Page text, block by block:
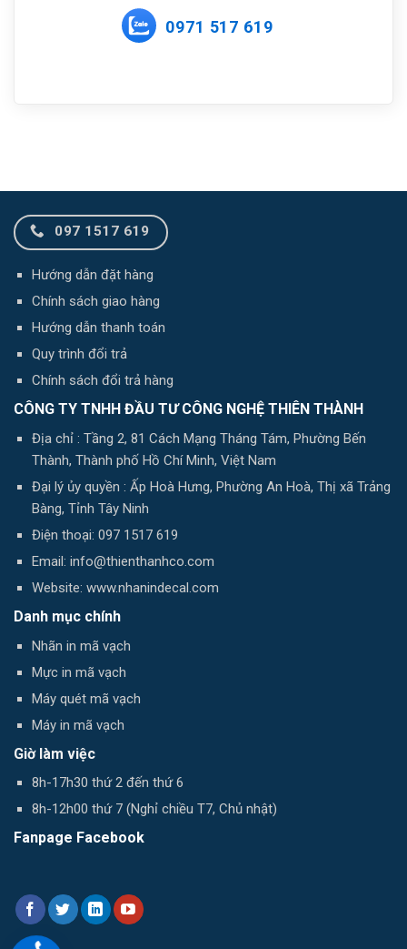
0971 517 619
097 1517 619
Hướng dẫn đặt hàng
Chính sách giao hàng
Hướng dẫn thanh toán
Quy trình đổi trả
Chính sách đổi trả hàng
CÔNG TY TNHH ĐẦU TƯ CÔNG NGHỆ THIÊN THÀNH
Địa chỉ : Tầng 2, 81 Cách Mạng Tháng Tám, Phường Bến
Thành, Thành phố Hồ Chí Minh, Việt Nam
Đại lý ủy quyền : Ấp Hoà Hưng, Phường An Hoà, Thị xã Trảng
Bàng, Tỉnh Tây Ninh
Điện thoại: 097 1517 619
Email: info@thienthanhco.com
Website: www.nhanindecal.com
Danh mục chính
Nhãn in mã vạch
Mực in mã vạch
Máy quét mã vạch
Máy in mã vạch
Giờ làm việc
8h-17h30 thứ 2 đến thứ 6
8h-12h00 thứ 7 (Nghỉ chiều T7, Chủ nhật)
Fanpage Facebook